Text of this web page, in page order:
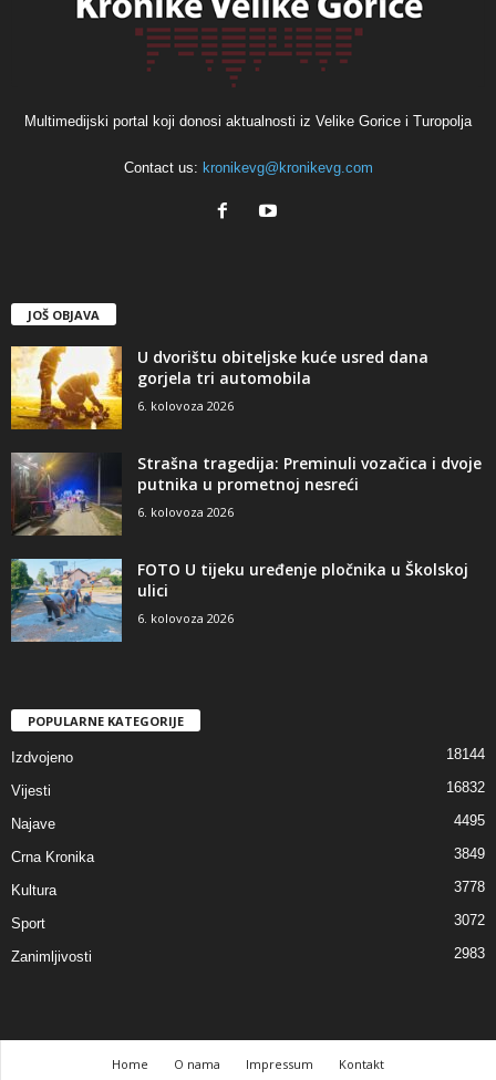
Multimedijski portal koji donosi aktualnosti iz Velike Gorice i Turopolja
Contact us: kronikevg@kronikevg.com
JOŠ OBJAVA
U dvorištu obiteljske kuće usred dana
gorjela tri automobila
6. kolovoza 2026
Strašna tragedija: Preminuli vozačica i dvoje
putnika u prometnoj nesreći
6. kolovoza 2026
FOTO U tijeku uređenje pločnika u Školskoj
ulici
6. kolovoza 2026
POPULARNE KATEGORIJE
Izdvojeno 18144
Vijesti 16832
Najave 4495
Crna Kronika 3849
Kultura 3778
Sport 3072
Zanimljivosti 2983
Home O nama Impressum Kontakt